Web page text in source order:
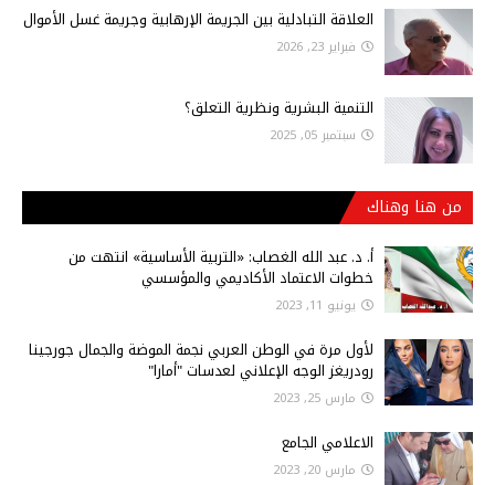
العلاقة التبادلية بين الجريمة الإرهابية وجريمة غسل الأموال
فبراير 23, 2026
التنمية البشرية ونظرية التعلق؟
سبتمبر 05, 2025
من هنا وهناك
أ‌. د. عبد الله الغصاب: «التربية الأساسية» انتهت من
خطوات الاعتماد الأكاديمي والمؤسسي
يونيو 11, 2023
لأول مرة في الوطن العربي نجمة الموضة والجمال جورجينا
رودريغز الوجه الإعلاني لعدسات "أمارا"
مارس 25, 2023
الاعلامي الجامع
مارس 20, 2023